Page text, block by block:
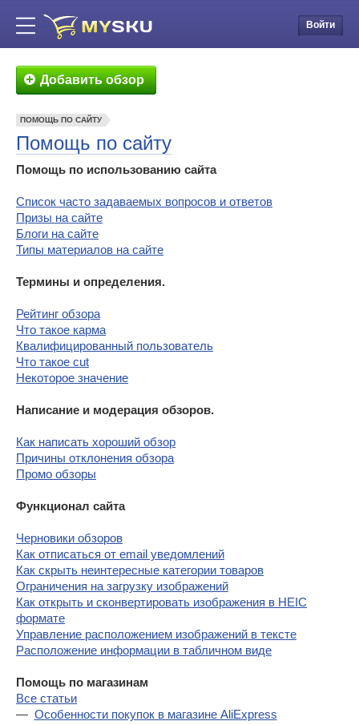
Войти
Добавить обзор
ПОМОЩЬ ПО САЙТУ
Помощь по сайту
Помощь по использованию сайта
Cписок часто задаваемых вопросов и ответов
Призы на сайте
Блоги на сайте
Типы материалов на сайте
Термины и определения.
Рейтинг обзора
Что такое карма
Квалифицированный пользователь
Что такое cut
Некоторое значение
Написание и модерация обзоров.
Как написать хороший обзор
Причины отклонения обзора
Промо обзоры
Функционал сайта
Черновики обзоров
Как отписаться от email уведомлений
Как скрыть неинтересные категории товаров
Ограничения на загрузку изображений
Как открыть и сконвертировать изображения в HEIC
формате
Управление расположением изображений в тексте
Расположение информации в табличном виде
Помощь по магазинам
Все статьи
Особенности покупок в магазине AliExpress